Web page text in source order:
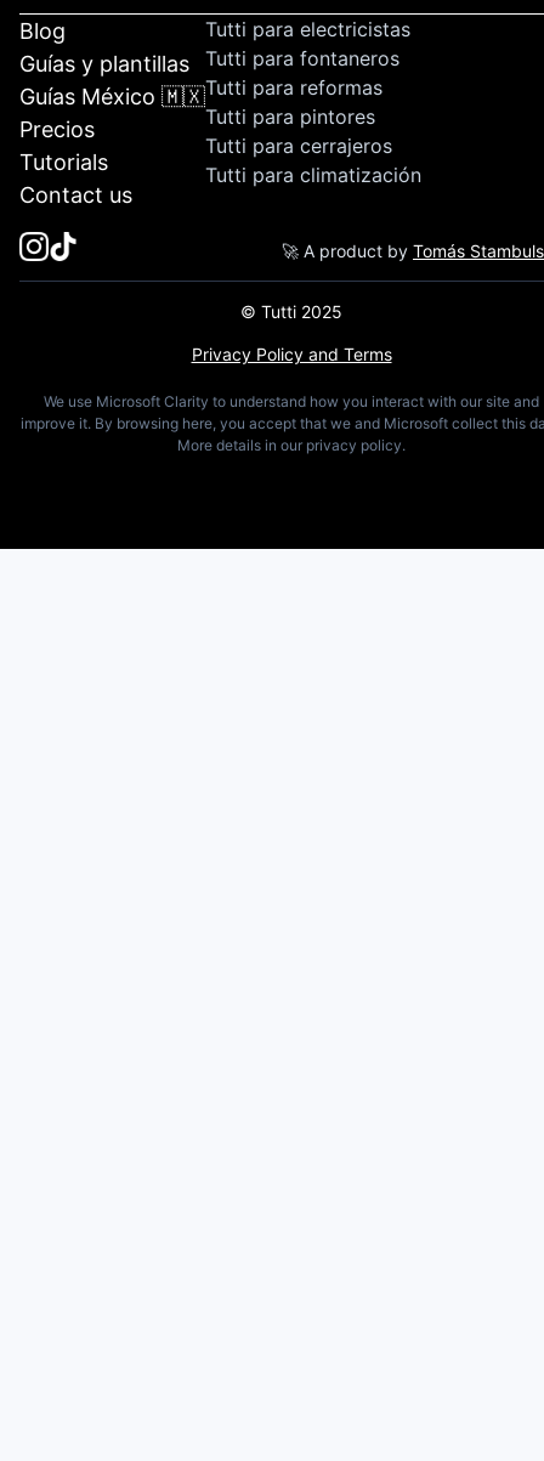
Blog
Guías y plantillas
Guías México 🇲🇽
Precios
Tutorials
Contact us
Tutti para electricistas
Tutti para fontaneros
Tutti para reformas
Tutti para pintores
Tutti para cerrajeros
Tutti para climatización
🚀 A product by Tomás
© Tutti 2025
Privacy Policy and Terms
We use Microsoft Clarity to understand how you interact with our site and
improve it. By browsing here, you accept that we and Microsoft collect this
More details in our privacy policy.